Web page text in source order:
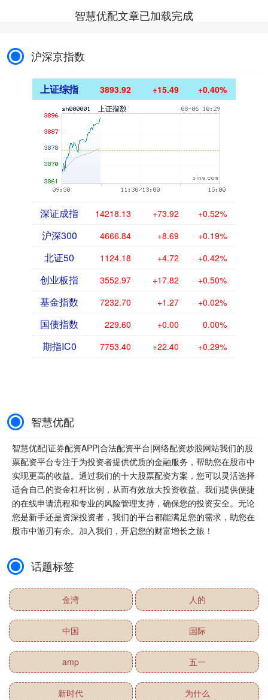
智慧优配文章已加载完成
沪深京指数
上证综指 3893.92 +15.49 +0.40%
深证成指 14218.13 +73.92 +0.52%
沪深300 4666.84 +8.69 +0.19%
北证50 1124.18 +4.72 +0.42%
创业板指 3552.97 +17.82 +0.50%
基金指数 7232.70 +1.27 +0.02%
国债指数 229.60 +0.00 0.00%
期指IC0 7753.40 +22.40 +0.29%
智慧优配
智慧优配|证券配资APP|合法配资平台|网络配资炒股网站我们的股
票配资平台专注于为投资者提供优质的金融服务，帮助您在股市中
实现更高的收益。通过我们的十大股票配资方案，您可以灵活选择
适合自己的资金杠杆比例，从而有效放大投资收益。我们提供便捷
的在线申请流程和专业的风险管理支持，确保您的投资安全。无论
您是新手还是资深投资者，我们的平台都能满足您的需求，助您在
股市中游刃有余。加入我们，开启您的财富增长之旅！
话题标签
金湾 人的
中国 国际
amp 五一
新时代 为什么